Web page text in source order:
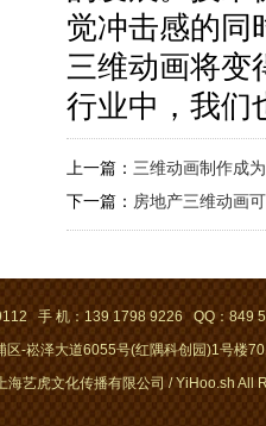
觉冲击感的同
三维动画将变
行业中，我们
上一篇： 三维动画制作成
下一篇： 房地产三维动画
手 机：139 1798 9226 QQ：849
区-崧泽大道6055号(红隅科创园)1号楼
海艺虎文化传播有限公司 / YiHoo.sh All